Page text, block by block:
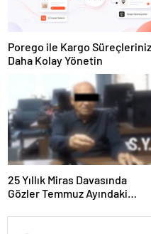
Porego ile Kargo
Daha Kolay Yönetin
25 Yıllık Miras Davasında
Gözler Temmuz Ayındaki